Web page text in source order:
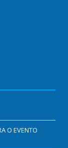
O EVENTO